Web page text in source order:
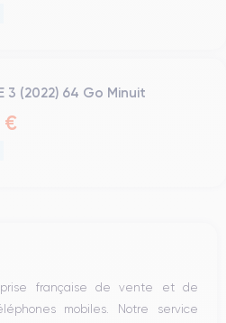
3 (2022) 64 Go Minuit
€
française de vente et de
mobiles. Notre service